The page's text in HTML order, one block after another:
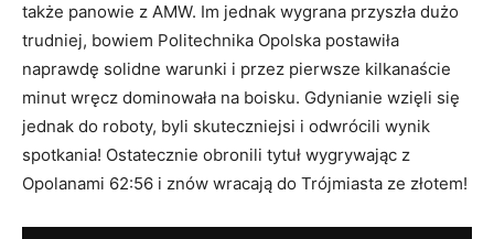
także panowie z AMW. Im jednak wygrana przyszła dużo
trudniej, bowiem Politechnika Opolska postawiła
naprawdę solidne warunki i przez pierwsze kilkanaście
minut wręcz dominowała na boisku. Gdynianie wzięli się
jednak do roboty, byli skuteczniejsi i odwrócili wynik
spotkania! Ostatecznie obronili tytuł wygrywając z
Opolanami 62:56 i znów wracają do Trójmiasta ze złotem!